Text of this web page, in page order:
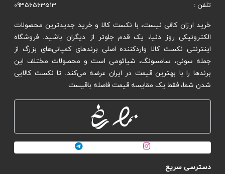
تلفن : 09356563513
خرید ارزان کافی نیست، با نکست کالا و خرید جدیدترین محصولات
الکترونیکی روز دنیا، یک قدم جلوتر از دیگران باشید. فروشگاه
اینترنتی نکست کالا واردکننده اصلی برندهای کمپانی‌های بزرگ از
جمله سونی، سامسونگ، شیائومی است و محصولات مختلف این
برندها را با بهترین قیمت در ایران عرضه می‌کند. تا نکست کالایی
شدن شما، فقط یک مقایسه قیمت فاصله باقیست
دسترسی سریع